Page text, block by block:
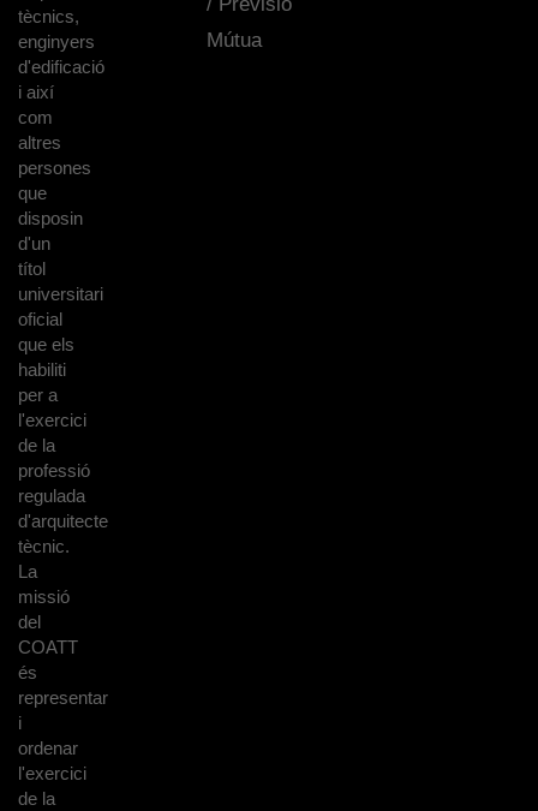
tècnics,
enginyers
d'edificació
i així
com
altres
persones
que
disposin
d'un
títol
universitari
oficial
que els
habiliti
per a
l'exercici
de la
professió
regulada
d'arquitecte
tècnic.
La
missió
del
COATT
és
representar
i
ordenar
l'exercici
de la
Mútua